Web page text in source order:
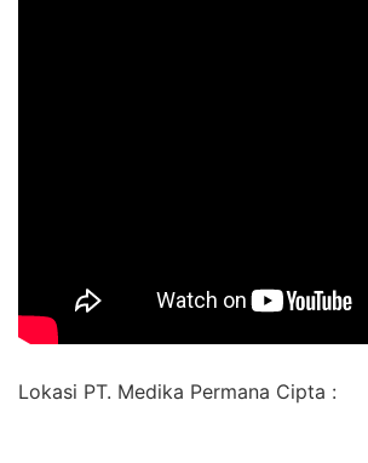
Lokasi PT. Medika Permana Cipta :